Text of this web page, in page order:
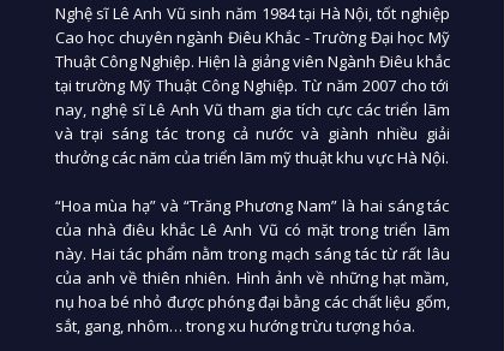
Nghệ sĩ Lê Anh Vũ sinh năm 1984 tại Hà Nội, tốt nghiệp
Cao học chuyên ngành Điêu Khắc - Trường Đại học Mỹ
Thuật Công Nghiệp. Hiện là giảng viên Ngành Điêu khắc
tại trường Mỹ Thuật Công Nghiệp. Từ năm 2007 cho tới
nay, nghệ sĩ Lê Anh Vũ tham gia tích cực các triển lãm
và trại sáng tác trong cả nước và giành nhiều giải
thưởng các năm của triển lãm mỹ thuật khu vực Hà Nội.
“Hoa mùa hạ” và “Trăng Phương Nam” là hai sáng tác
của nhà điêu khắc Lê Anh Vũ có mặt trong triển lãm
này. Hai tác phẩm nằm trong mạch sáng tác từ rất lâu
của anh về thiên nhiên. Hình ảnh về những hạt mầm,
nụ hoa bé nhỏ được phóng đại bằng các chất liệu gốm,
sắt, gang, nhôm… trong xu hướng trừu tượng hóa.